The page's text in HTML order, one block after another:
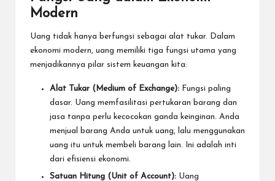
Modern
Uang tidak hanya berfungsi sebagai alat tukar. Dalam
ekonomi modern, uang memiliki tiga fungsi utama yang
menjadikannya pilar sistem keuangan kita:
Alat Tukar (Medium of Exchange): Fungsi paling
dasar. Uang memfasilitasi pertukaran barang dan
jasa tanpa perlu kecocokan ganda keinginan. Anda
menjual barang Anda untuk uang, lalu menggunakan
uang itu untuk membeli barang lain. Ini adalah inti
dari efisiensi ekonomi.
Satuan Hitung (Unit of Account): Uang